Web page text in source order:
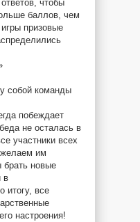
чтобы
баллов, чем
призовые
собой команды
побеждает
не осталась в
участники всех
им
брать новые
в
итогу, все
настроения!